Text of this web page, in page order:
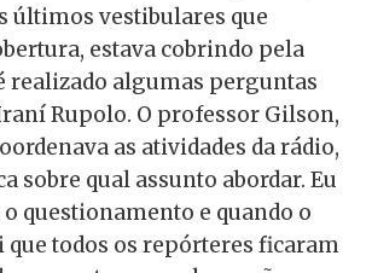
últimos vestibulares que
estava cobrindo pela
realizado algumas perguntas
Rupolo. O professor Gilson,
as atividades da rádio,
sobre qual assunto abordar. Eu
questionamento e quando o
todos os repórteres ficaram